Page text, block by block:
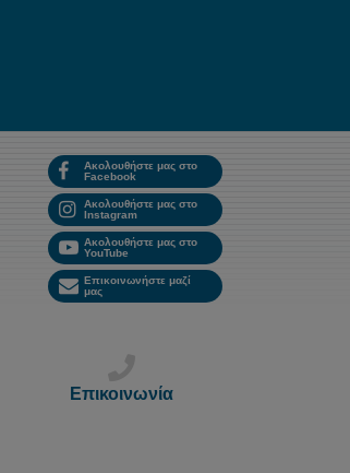
Ακολουθήστε μας στο
Facebook
Ακολουθήστε μας στο
Instagram
Ακολουθήστε μας στο
YouTube
Επικοινωνήστε μαζί
μας
Επικοινωνία